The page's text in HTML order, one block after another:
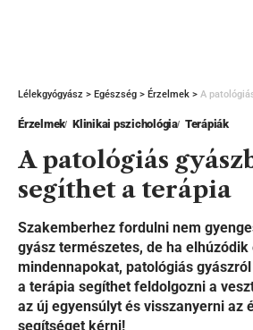
Lélekgyógyász > Egészség > Érzelmek > A
Érzelmek Klinikai pszichológia Terápiák
A patológiás
segíthet a terápia
Szakemberhez fordulni nem
gyász természetes, de ha
mindennapokat, patológiás
a terápia segíthet feldolgozni a
az új egyensúlyt és visszanyerni az
segítséget kérni!